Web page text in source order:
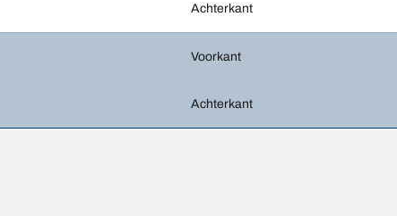
Achterkant
Voorkant
Achterkant